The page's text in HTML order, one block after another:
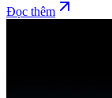
Đọc thêm